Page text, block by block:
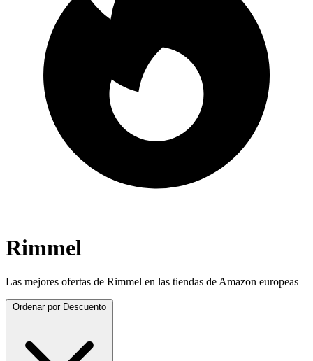
Rimmel
Las mejores ofertas de Rimmel en las tiendas de Amazon europeas
Ordenar por Descuento